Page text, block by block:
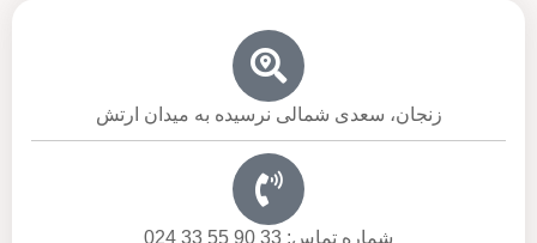
زنجان، سعدی شمالی نرسیده به میدان ارتش
شماره تماس: 33 90 55 33 024